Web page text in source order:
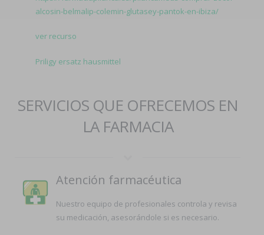
alcosin-belmalip-colemin-glutasey-pantok-en-ibiza/
ver recurso
Priligy ersatz hausmittel
SERVICIOS QUE OFRECEMOS EN
LA FARMACIA
Atención farmacéutica
Nuestro equipo de profesionales controla y revisa
su medicación, asesorándole si es necesario.